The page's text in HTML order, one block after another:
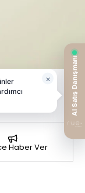
Haber Ver